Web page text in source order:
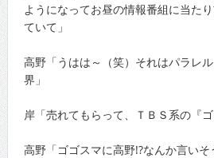
ようになってお昼の情報番組に当た
ていて」
高野「うはは～（笑）それはパラレ
界」
岸「売れてもらって、ＴＢＳ系の『ゴ
高野「ゴゴスマに高野!?なんか言い